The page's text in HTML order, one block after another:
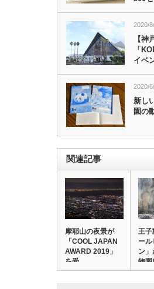
2020/
【神
「
イベ
2020/
新し
園の
関連記事
摩耶山の夜景が
「COOL JAPAN
AWARD 2019」
を受…
王子
ー
ン
物園